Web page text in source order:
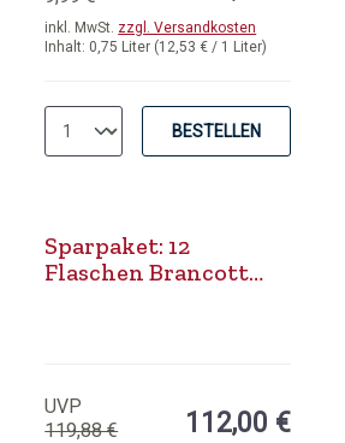
Inhalt: 0,75 Liter (12,53 € / 1 Liter)
inkl. MwSt. zzgl. Versandkosten
BESTELLEN
Sparpaket: 12
Flaschen Brancott
UVP
119,88 €
112,00 €